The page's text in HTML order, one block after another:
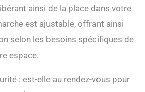
de mousse et de MDF,
confort de votre animal
de compagnie et
les articulations et les
antidérapant empêche le
ainsi de la place dans votre
est ajustable, offrant ainsi
selon les besoins spécifiques de
espace.
: est-elle au rendez-vous pour